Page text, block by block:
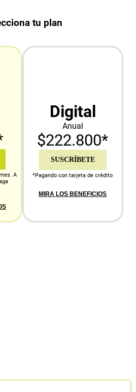
tu plan
A
Digital
Anual
$222.800*
SUSCRÍBETE
*Pagando con tarjeta de crédito
MIRA LOS BENEFICIOS